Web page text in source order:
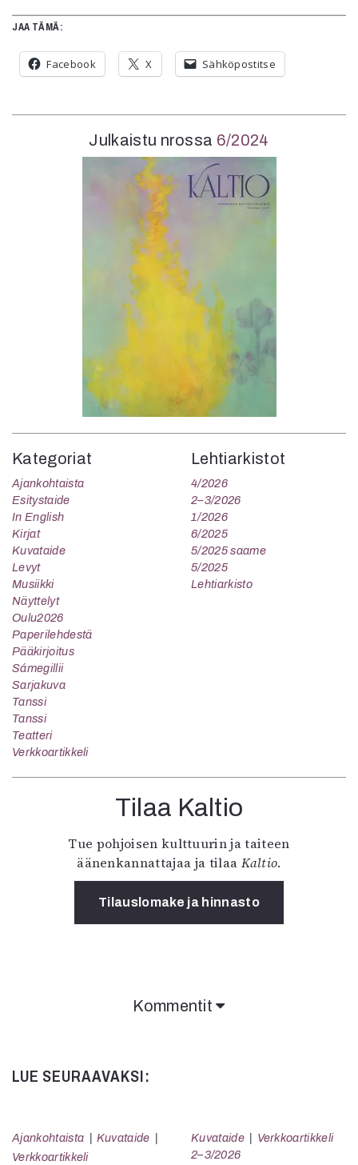
Julkaistu nrossa 6/2024
Kategoriat
Ajankohtaista
Esitystaide
In English
Kirjat
Kuvataide
Levyt
Musiikki
Näyttelyt
Oulu2026
Paperilehdestä
Pääkirjoitus
Sámegillii
Sarjakuva
Tanssi
Tanssi
Teatteri
Verkkoartikkeli
Lehtiarkistot
4/2026
2–3/2026
1/2026
6/2025
5/2025 saame
5/2025
Lehtiarkisto
Tilaa Kaltio
Tue pohjoisen kulttuurin ja taiteen
äänenkannattajaa ja tilaa Kaltio.
Tilauslomake ja hinnasto
JAA TÄMÄ:
Facebook X Sähköpostitse
Kommentit
LUE SEURAAVAKSI:
Ajankohtaista
Kuvataide
Verkkoartikkeli
Kuvataide
Verkkoartikkeli
2–3/2026